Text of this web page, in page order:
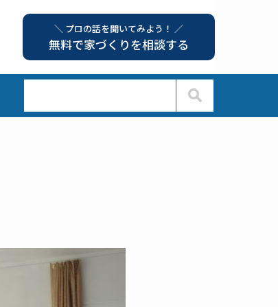
＼ プロの話を聞いてみよう！ ／
無料で家づくりを相談する